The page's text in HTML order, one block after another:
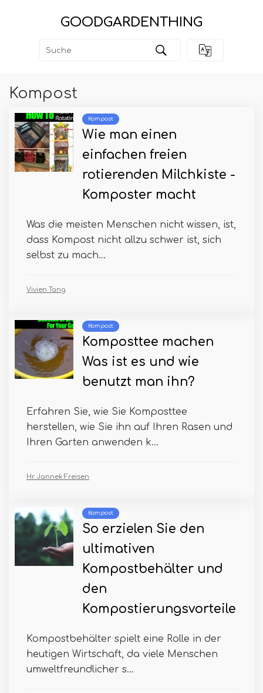
GOODGARDENTHING
Kompost
Kompost
Wie man einen
einfachen freien
rotierenden Milchkiste -
Komposter macht
Was die meisten Menschen nicht wissen, ist,
dass Kompost nicht allzu schwer ist, sich
selbst zu mach...
Vivien Tang
Kompost
Komposttee machen
Was ist es und wie
benutzt man ihn?
Erfahren Sie, wie Sie Komposttee
herstellen, wie Sie ihn auf Ihren Rasen und
Ihren Garten anwenden k...
Hr. Jannek Freisen
Kompost
So erzielen Sie den
ultimativen
Kompostbehälter und
den
Kompostierungsvorteile
Kompostbehälter spielt eine Rolle in der
heutigen Wirtschaft, da viele Menschen
umweltfreundlicher s...